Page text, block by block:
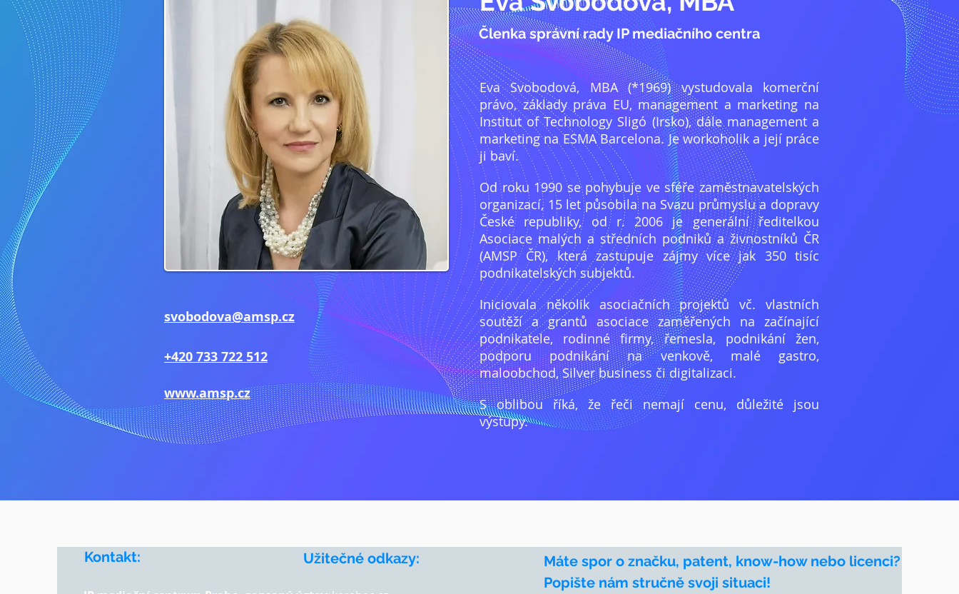
svobodova@amsp.cz
+420 733 722 512
www.amsp.cz
Členka správní rady IP mediačního centra
Eva Svobodová, MBA (*1969) vystudovala komerční
právo, základy práva EU, management a marketing na
Institut of Technology Sligó (Irsko), dále management a
marketing na ESMA Barcelona. Je workoholik a její práce
ji baví.
Od roku 1990 se pohybuje ve sféře zaměstnavatelských
organizací, 15 let působila na Svazu průmyslu a dopravy
České republiky, od r. 2006 je generální ředitelkou
Asociace malých a středních podniků a živnostníků ČR
(AMSP ČR), která zastupuje zájmy více jak 350 tisíc
podnikatelských subjektů.
Iniciovala několik asociačních projektů vč. vlastních
soutěží a grantů asociace zaměřených na začínající
podnikatele, rodinné firmy, řemesla, podnikání žen,
podporu podnikání na venkově, malé gastro,
maloobchod, Silver business či digitalizaci.
S oblibou říká, že řeči nemají cenu, důležité jsou
výstupy.
Kontakt: ​Užitečné odkazy:
Máte spor o značku, patent, know-how nebo licenci?
Popište nám stručně svoji situaci!